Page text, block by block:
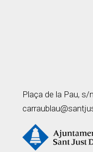
Plaça de la Pau,